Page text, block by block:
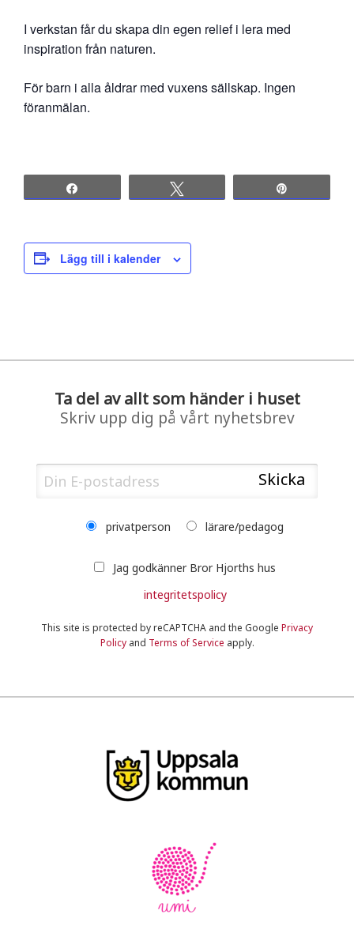
I verkstan får du skapa din egen relief i lera med
inspiration från naturen.
För barn i alla åldrar med vuxens sällskap. Ingen
föranmälan.
Lägg till i kalender
Ta del av allt som händer i huset
Skriv upp dig på vårt nyhetsbrev
privatperson lärare/pedagog
Jag godkänner Bror Hjorths hus
integritetspolicy
This site is protected by reCAPTCHA and the Google Privacy
Policyand Terms of Service apply.